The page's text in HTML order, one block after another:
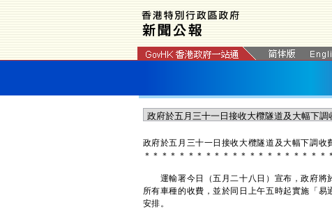
政府於五月三十一日接收大欖隧道及大幅下調
＊ ＊ ＊ ＊ ＊ ＊ ＊ ＊ ＊ ＊ ＊ ＊ ＊ ＊ ＊ ＊ ＊ ＊ ＊ ＊ ＊
運輸署今日（五月二十八日）宣布，政府將
所有車種的收費，並於同日上午五時起實施「
安排。